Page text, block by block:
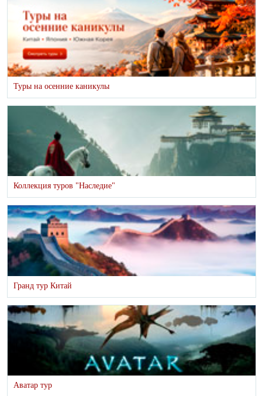
Туры на осенние каникулы
Коллекция туров "Наследие"
Гранд тур Китай
Аватар тур